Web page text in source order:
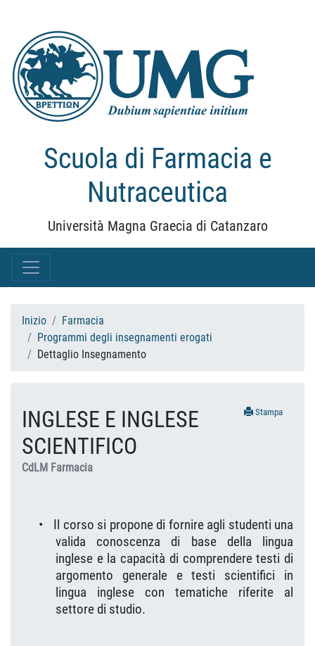
Scuola di Farmacia e
Nutraceutica
Università Magna Graecia di Catanzaro
Inizio
Farmacia
Programmi degli insegnamenti erogati
Dettaglio Insegnamento
Stampa
INGLESE E INGLESE
SCIENTIFICO
CdLM Farmacia
•
Il corso si propone di fornire agli studenti una
valida conoscenza di base della lingua
inglese e la capacità di comprendere testi di
argomento generale e testi scientifici in
lingua inglese con tematiche riferite al
settore di studio.